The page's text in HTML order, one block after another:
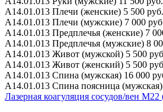
А14.01.013 Плечи (женские) 5 500 руб.
А14.01.013 Плечи (мужские) 7 000
А14.01.013 Предплечья (женские) 7
А14.01.013 Предплечья (мужские) 8
А14.01.013 Живот (мужской) 5 500
А14.01.013 Живот (женский) 5 500
А14.01.013 Спина (мужская) 16 000
А14.01.013 Спина поясница (мужская)
Лазерная коагуляция сосудов/вен